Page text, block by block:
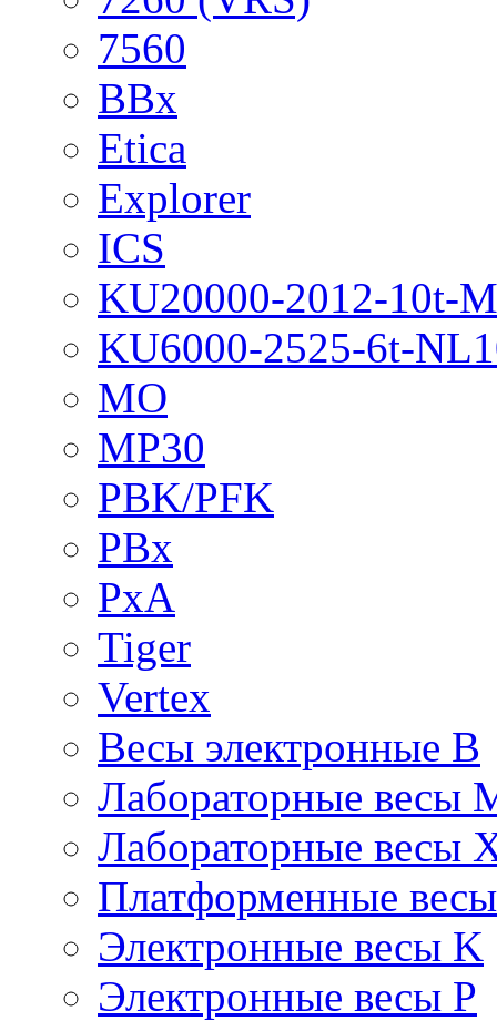
7560
BBx
Etica
Explorer
ICS
KU20000-2012-10t-
KU6000-2525-6t-
MO
MP30
PBK/PFK
PBx
PxA
Tiger
Vertex
Весы электронные B
Лабораторные весы
Лабораторные весы
Платформенные
Электронные весы K
Электронные весы P